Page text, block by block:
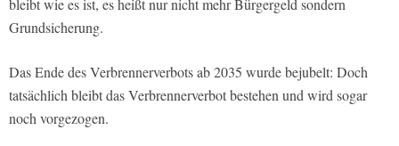
bleibt wie es ist, es heißt nur nicht mehr Bürgergeld sondern
Grundsicherung.
Das Ende des Verbrennerverbots ab 2035 wurde bejubelt: Doch
tatsächlich bleibt das Verbrennerverbot bestehen und wird sogar
noch vorgezogen.